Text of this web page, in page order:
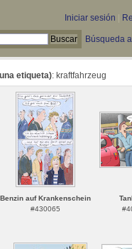
Iniciar sesión
Búsqueda
etiqueta): kraftfahrzeug
Benzin auf Krankenschein
#430065